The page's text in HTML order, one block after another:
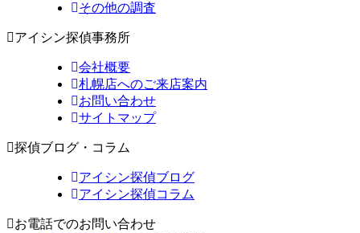
その他の調査
アイシン探偵事務所
会社概要
札幌店へのご来店案内
お問い合わせ
サイトマップ
探偵ブログ・コラム
アイシン探偵ブログ
アイシン探偵コラム
お電話でのお問い合わせ